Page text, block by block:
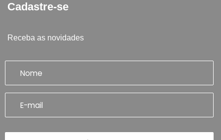
Cadastre-se
Receba as novidades